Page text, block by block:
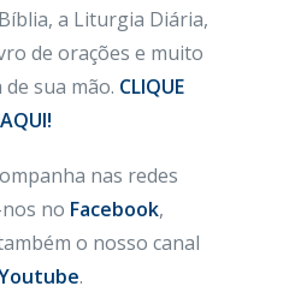
a Liturgia Diária,
de orações e muito
sua mão. CLIQUE
AQUI!
nas redes
no Facebook,
o nosso canal
.